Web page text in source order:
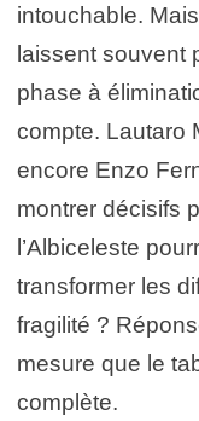
intouchable.
laissent souvent
phase à
compte. Lautaro
encore Enzo
montrer décisifs
l’Albiceleste
transformer les
fragilité ?
mesure que le
complète.